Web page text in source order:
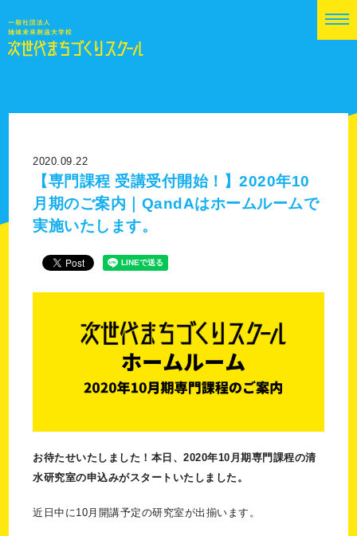
2020.09.22
【専門課程 受講受付開始！】2020年10
月期のご案内｜QandAはホームルームで
実施いたします。
お待たせいたしました！本日、2020年10月期専門課程の清
水研究室の申込みがスタートいたしました。
近日中に10月開講予定の研究室が出揃います。